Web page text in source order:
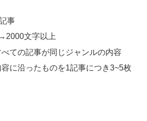
事
文字以上
ての記事が同じジャンルの内容
に沿ったものを1記事につき3~5枚